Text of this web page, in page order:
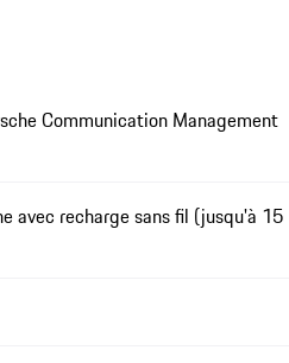
Communication Management
avec recharge sans fil (jusqu'à 15